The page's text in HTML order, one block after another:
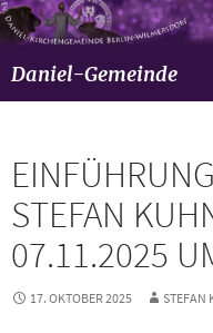
Daniel-Gemeinde
STEFAN
07.11.2025
17. OKTOBER 2025 STEFAN